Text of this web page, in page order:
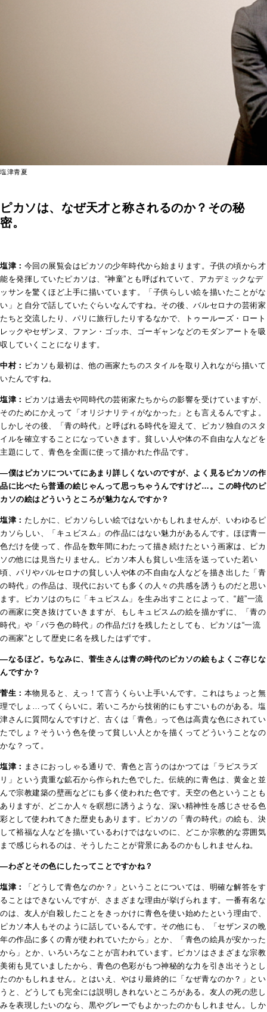
塩津青夏
ピカソは、なぜ天才と称されるのか？その秘
密。
塩津： 今回の展覧会はピカソの少年時代から始まります。子供の頃から才
能を発揮していたピカソは、“神童”とも呼ばれていて、アカデミックなデ
ッサンを驚くほど上手に描いています。「子供らしい絵を描いたことがな
い」と自分で話していたぐらいなんですね。その後、バルセロナの芸術家
たちと交流したり、パリに旅行したりするなかで、トゥールーズ・ロート
レックやセザンヌ、ファン・ゴッホ、ゴーギャンなどのモダンアートを吸
収していくことになります。
中村： ピカソも最初は、他の画家たちのスタイルを取り入れながら描いて
いたんですね。
塩津： ピカソは過去や同時代の芸術家たちからの影響を受けていますが、
そのためにかえって「オリジナリティがなかった」とも言えるんですよ。
しかしその後、「青の時代」と呼ばれる時代を迎えて、ピカソ独自のスタ
イルを確立することになっていきます。貧しい人や体の不自由な人などを
主題にして、青色を全面に使って描かれた作品です。
―僕はピカソについてにあまり詳しくないのですが、よく見るピカソの作
品に比べたら普通の絵じゃんって思っちゃうんですけど…。この時代のピ
カソの絵はどういうところが魅力なんですか？
塩津： たしかに、ピカソらしい絵ではないかもしれませんが、いわゆるピ
カソらしい、「キュビスム」の作品にはない魅力があるんです。ほぼ青一
色だけを使って、作品を数年間にわたって描き続けたという画家は、ピカ
ソの他には見当たりません。ピカソ本人も貧しい生活を送っていた若い
頃、パリやバルセロナの貧しい人や体の不自由な人などを描き出した「青
の時代」の作品は、現代においても多くの人々の共感を誘うものだと思い
ます。ピカソはのちに「キュビスム」を生み出すことによって、“超”一流
の画家に突き抜けていきますが、もしキュビスムの絵を描かずに、「青の
時代」や「バラ色の時代」の作品だけを残したとしても、ピカソは“一流
の画家”として歴史に名を残したはずです。
―なるほど。ちなみに、菅生さんは青の時代のピカソの絵もよくご存じな
んですか？
菅生： 本物見ると、えっ！て言うくらい上手いんです。これはちょっと無
理でしょ…ってくらいに。若いころから技術的にもすごいものがある。塩
津さんに質問なんですけど、古くは「青色」って色は高貴な色にされてい
たでしょ？そういう色を使って貧しい人とかを描くってどういうことなの
かな？って。
塩津： まさにおっしゃる通りで、青色と言うのはかつては「ラピスラズ
リ」という貴重な鉱石から作られた色でした。伝統的に青色は、黄金と並
んで宗教建築の壁画などにも多く使われた色です。天空の色ということも
ありますが、どこか人々を瞑想に誘うような、深い精神性を感じさせる色
彩として使われてきた歴史もあります。ピカソの「青の時代」の絵も、決
して裕福な人などを描いているわけではないのに、どこか宗教的な雰囲気
まで感じられるのは、そうしたことが背景にあるのかもしれませんね。
―わざとその色にしたってことですかね？
塩津：
「どうして青色なのか？」ということについては、明確な解答をす
ることはできないんですが、さまざまな理由が挙げられます。 一番有名な
のは、友人が自殺したことをきっかけに青色を使い始めたという理由で、
ピカソ本人もそのように話しているんです。その他にも、「セザンヌの晩
年の作品に多くの青が使われていたから」とか、「青色の絵具が安かった
から」とか、いろいろなことが言われています。ピカソはさまざまな宗教
美術も見ていましたから、青色の色彩がもつ神秘的な力を引き出そうとし
たのかもしれません。とはいえ、やはり最終的に「なぜ青なのか？」とい
うと、どうしても完全には説明しきれないところがある。友人の死の悲し
みを表現したいのなら、黒やグレーでもよかったのかもしれません。しか